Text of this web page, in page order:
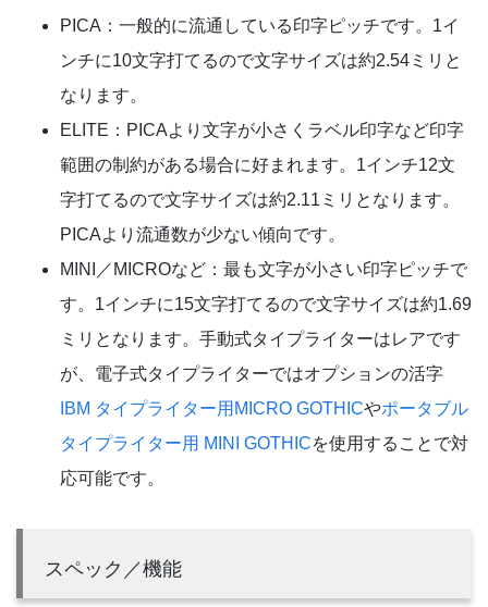
PICA：一般的に流通している印字ピッチです。1イ
ンチに10文字打てるので文字サイズは約2.54ミリと
なります。
ELITE：PICAより文字が小さくラベル印字など印字
範囲の制約がある場合に好まれます。1インチ12文
字打てるので文字サイズは約2.11ミリとなります。
PICAより流通数が少ない傾向です。
MINI／MICROなど：最も文字が小さい印字ピッチで
す。1インチに15文字打てるので文字サイズは約1.69
ミリとなります。手動式タイプライターはレアです
が、電子式タイプライターではオプションの活字
IBM タイプライター用MICRO GOTHICやポータブル
タイプライター用 MINI GOTHICを使用することで対
応可能です。
スペック／機能